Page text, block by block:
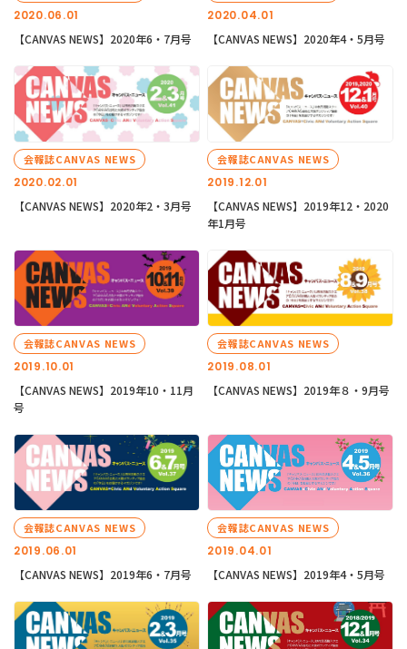
2020.06.01
【CANVAS NEWS】2020年6・7月号
2020.04.01
【CANVAS NEWS】2020年4・5月号
2020.02.01
会報誌CANVAS NEWS
【CANVAS NEWS】2020年2・3月号
2019.12.01
会報誌CANVAS NEWS
【CANVAS NEWS】2019年12・2020
年1月号
2019.10.01
会報誌CANVAS NEWS
【CANVAS NEWS】2019年10・11月
号
2019.08.01
会報誌CANVAS NEWS
【CANVAS NEWS】2019年８・9月号
2019.06.01
会報誌CANVAS NEWS
【CANVAS NEWS】2019年6・7月号
2019.04.01
会報誌CANVAS NEWS
【CANVAS NEWS】2019年4・5月号